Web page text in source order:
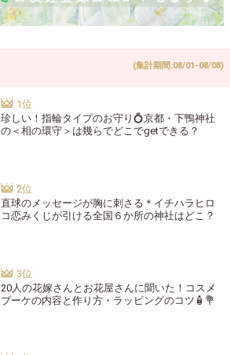
(集計期間:08/01-08/08)
珍しい！指輪タイプのお守り💍京都・下鴨神社
の＜相の環守＞は幾らでどこでgetできる？
直球のメッセージが胸に刺さる＊イチハラヒロ
コ恋みくじが引ける全国６か所の神社はどこ？
20人の花嫁さんとお花屋さんに聞いた！コスメ
ブーケの内容と作り方・ラッピングのコツ🧴💐